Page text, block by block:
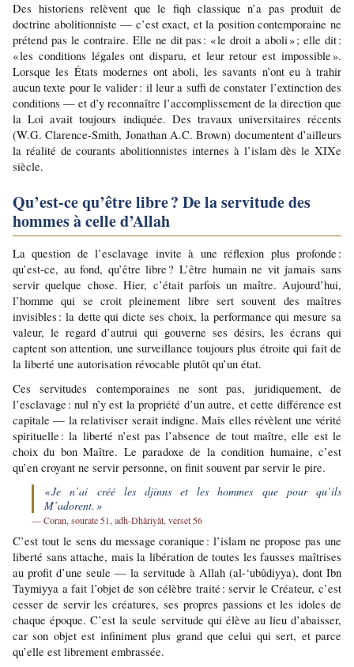
Des historiens relèvent que le fiqh classique n’a pas produit de
doctrine abolitionniste — c’est exact, et la position contemporaine ne
prétend pas le contraire. Elle ne dit pas : « le droit a aboli » ; elle dit :
« les conditions légales ont disparu, et leur retour est impossible ».
Lorsque les États modernes ont aboli, les savants n’ont eu à trahir
aucun texte pour le valider : il leur a suffi de constater l’extinction des
conditions — et d’y reconnaître l’accomplissement de la direction que
la Loi avait toujours indiquée. Des travaux universitaires récents
(W.G. Clarence-Smith, Jonathan A.C. Brown) documentent d’ailleurs
la réalité de courants abolitionnistes internes à l’islam dès le XIXe
siècle.
Qu’est-ce qu’être libre ? De la servitude des
hommes à celle d’Allah
La question de l’esclavage invite à une réflexion plus profonde :
qu’est-ce, au fond, qu’être libre ? L’être humain ne vit jamais sans
servir quelque chose. Hier, c’était parfois un maître. Aujourd’hui,
l’homme qui se croit pleinement libre sert souvent des maîtres
invisibles : la dette qui dicte ses choix, la performance qui mesure sa
valeur, le regard d’autrui qui gouverne ses désirs, les écrans qui
captent son attention, une surveillance toujours plus étroite qui fait de
la liberté une autorisation révocable plutôt qu’un état.
Ces servitudes contemporaines ne sont pas, juridiquement, de
l’esclavage : nul n’y est la propriété d’un autre, et cette différence est
capitale — la relativiser serait indigne. Mais elles révèlent une vérité
spirituelle : la liberté n’est pas l’absence de tout maître, elle est le
choix du bon Maître. Le paradoxe de la condition humaine, c’est
qu’en croyant ne servir personne, on finit souvent par servir le pire.
« Je n’ai créé les djinns et les hommes que pour qu’ils
M’adorent. »
— Coran, sourate 51, adh-Dhâriyât, verset 56
C’est tout le sens du message coranique : l’islam ne propose pas une
liberté sans attache, mais la libération de toutes les fausses maîtrises
au profit d’une seule — la servitude à Allah (al-‘ubûdiyya), dont Ibn
Taymiyya a fait l’objet de son célèbre traité : servir le Créateur, c’est
cesser de servir les créatures, ses propres passions et les idoles de
chaque époque. C’est la seule servitude qui élève au lieu d’abaisser,
car son objet est infiniment plus grand que celui qui sert, et parce
qu’elle est librement embrassée.